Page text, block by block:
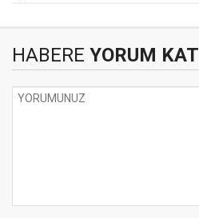
HABERE YORUM KAT